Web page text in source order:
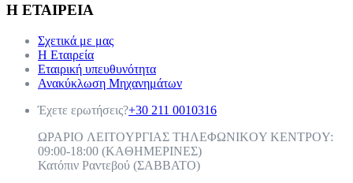
Η ΕΤΑΙΡΕΙΑ
Σχετικά με μας
Η Εταιρεία
Εταιρική υπευθυνότητα
Ανακύκλωση Μηχανημάτων
Έχετε ερωτήσεις?+30 211 0010316
ΩPAPIO ΛEITOYPΓIAΣ THΛEΦΩNIKOY KENTPOY:
09:00-18:00 (KAΘHMEPINEΣ)
Κατόπιν Ραντεβού (ΣABBATO)